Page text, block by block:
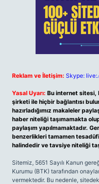
Reklam ve İletişim: Skype:
Yasal Uyarı: Bu internet sitesi,
şirketi ile hiçbir bağlantısı
hazırladığımız makaleler
haber niteliği taşımamakta
paylaşım yapılmamaktadır.
benzerlikleri tamamen
halindedir ve tavsiye niteliği
Sitemiz, 5651 Sayılı Kanun
Kurumu (BTK) tarafından
vermektedir. Bu nedenle,